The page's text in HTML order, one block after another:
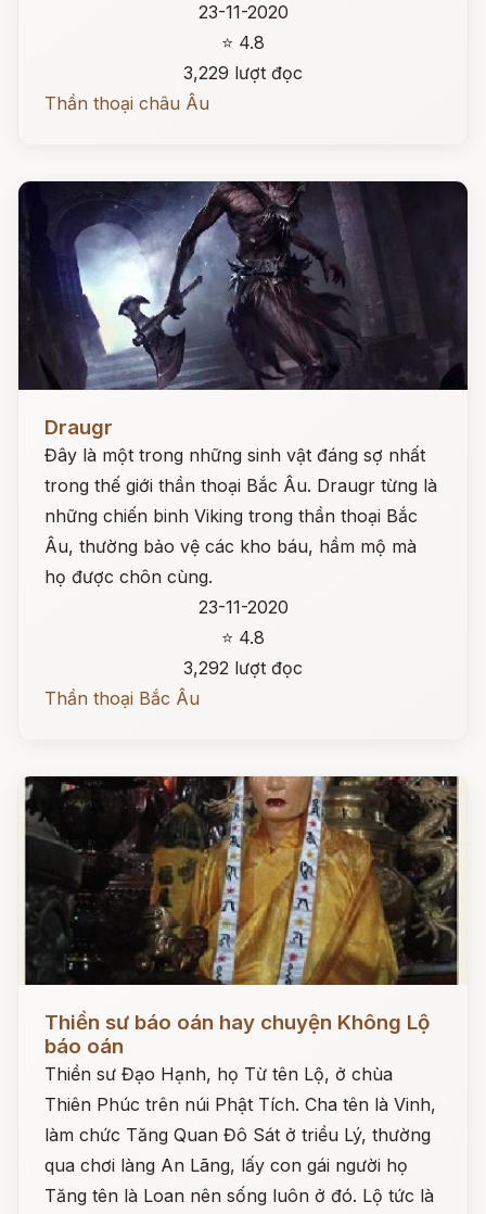
23-11-2020
⭐ 4.8
3,229 lượt đọc
Thần thoại châu Âu
Draugr
Đây là một trong những sinh vật đáng sợ nhất
trong thế giới thần thoại Bắc Âu. Draugr từng là
những chiến binh Viking trong thần thoại Bắc
Âu, thường bảo vệ các kho báu, hầm mộ mà
họ được chôn cùng.
23-11-2020
⭐ 4.8
3,292 lượt đọc
Thần thoại Bắc Âu
Đọc ngay
Thiền sư báo oán hay chuyện Không Lộ
báo oán
Thiền sư Đạo Hạnh, họ Từ tên Lộ, ở chùa
Thiên Phúc trên núi Phật Tích. Cha tên là Vinh,
làm chức Tăng Quan Đô Sát ở triều Lý, thường
qua chơi làng An Lãng, lấy con gái người họ
Tăng tên là Loan nên sống luôn ở đó. Lộ tức là